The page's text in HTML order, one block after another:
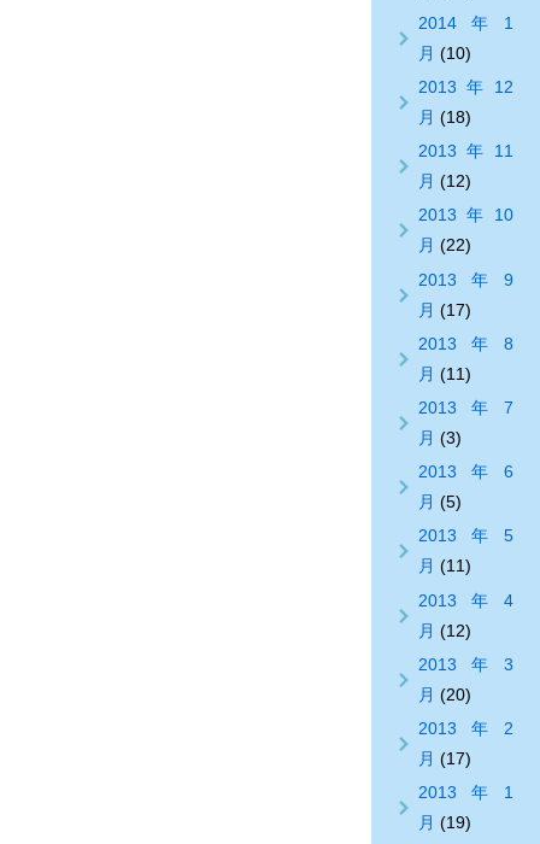
2014年1
月 (10)
2013年12
月 (18)
2013年11
月 (12)
2013年10
月 (22)
2013年9
月 (17)
2013年8
月 (11)
2013年7
月 (3)
2013年6
月 (5)
2013年5
月 (11)
2013年4
月 (12)
2013年3
月 (20)
2013年2
月 (17)
2013年1
月 (19)